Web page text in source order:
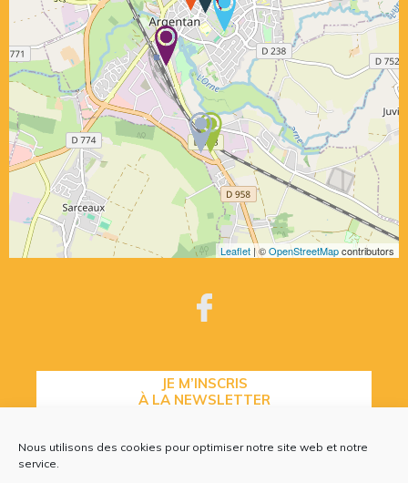
Nous utilisons des cookies pour optimiser notre site web et notre
service.
Leaflet| ©OpenStreetMapcontributors
JE M’INSCRIS
À LA NEWSLETTER